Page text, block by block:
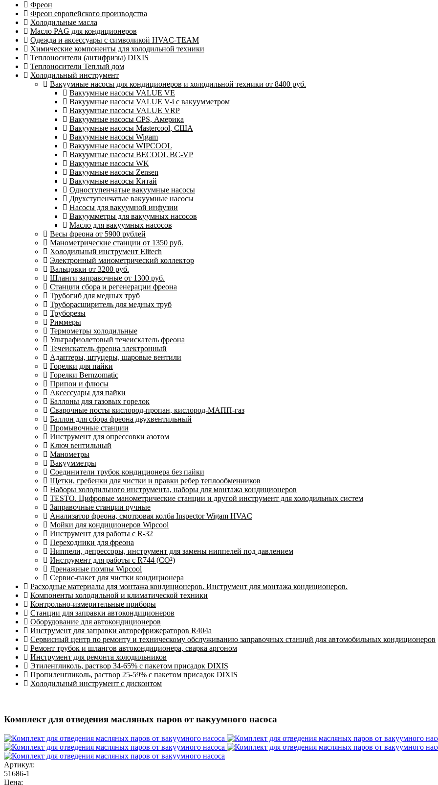
Фреон
Фреон европейского производства
Холодильные масла
Масло PAG для кондиционеров
Одежда и аксессуары с символикой HVAC-TEAM
Химические компоненты для холодильной техники
Теплоносители (антифризы) DIXIS
Теплоносители Теплый дом
Холодильный инструмент
Вакуумные насосы для кондиционеров и холодильной техники от 8400 руб.
Вакуумные насосы VALUE VE
Вакуумные насосы VALUE V-i с вакуумметром
Вакуумные насосы VALUE VRP
Вакуумные насосы CPS, Америка
Вакуумные насосы Mastercool, США
Вакуумные насосы Wigam
Вакуумные насосы WIPCOOL
Вакуумные насосы BECOOL BC-VP
Вакуумные насосы WK
Вакуумные насосы Zensen
Вакуумные насосы Китай
Одноступенчатые вакуумные насосы
Двухступенчатые вакуумные насосы
Насосы для вакуумной инфузии
Вакуумметры для вакуумных насосов
Масло для вакуумных насосов
Весы фреона от 5900 рублей
Манометрические станции от 1350 руб.
Холодильный инструмент Elitech
Электронный манометрический коллектор
Вальцовки от 3200 руб.
Шланги заправочные от 1300 руб.
Станции сбора и регенерации фреона
Трубогиб для медных труб
Труборасширитель для медных труб
Труборезы
Риммеры
Термометры холодильные
Ультрафиолетовый течеискатель фреона
Течеискатель фреона электронный
Адаптеры, штуцеры, шаровые вентили
Горелки для пайки
Горелки Bernzomatic
Припои и флюсы
Аксессуары для пайки
Баллоны для газовых горелок
Сварочные посты кислород-пропан, кислород-МАПП-газ
Баллон для сбора фреона двухвентильный
Промывочные станции
Инструмент для опрессовки азотом
Ключ вентильный
Манометры
Вакуумметры
Соединители трубок кондиционера без пайки
Щетки, гребенки для чистки и правки ребер теплообменников
Наборы холодильного инструмента, наборы для монтажа кондиционеров
TESTO. Цифровые манометрические станции и другой инструмент для холодильных систем
Заправочные станции ручные
Анализатор фреона, смотровая колба Inspector Wigam HVAC
Мойки для кондиционеров Wipcool
Инструмент для работы с R-32
Переходники для фреона
Ниппели, депрессоры, инструмент для замены ниппелей под давлением
Инструмент для работы с R744 (CO²)
Дренажные помпы Wipcool
Сервис-пакет для чистки кондиционера
Расходные материалы для монтажа кондиционеров. Инструмент для монтажа кондиционеров.
Компоненты холодильной и климатической техники
Контрольно-измерительные приборы
Станции для заправки автокондиционеров
Оборудование для автокондиционеров
Инструмент для заправки авторефрижераторов R404a
Сервисный центр по ремонту и техническому обслуживанию заправочных станций для автомобильных кондиционеров
Ремонт трубок и шлангов автокондиционера, сварка аргоном
Инструмент для ремонта холодильников
Этиленгликоль, раствор 34-65% с пакетом присадок DIXIS
Пропиленгликоль, раствор 25-59% с пакетом присадок DIXIS
Холодильный инструмент с дисконтом
Комплект для отведения масляных паров от вакуумного насоса
Артикул:
51686-1
Цена: